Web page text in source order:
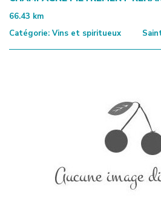
66.43 km
Catégorie: Vins et spiritueux